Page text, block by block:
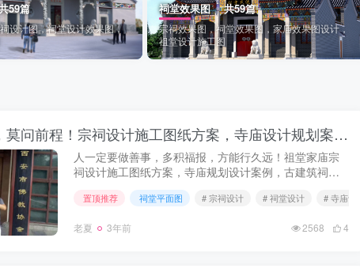
59篇
设计图，祠堂设计效果图，
祠堂效果图 共59篇
宗祠效果图，祠堂效果图，家庙效果图设计，
祖堂设计施工图
但行善事，莫问前程！宗祠设计施工图纸方案，寺庙设计规划案例，合影留念！
人一定要做善事，多积福报，方能行久远！祖堂家庙宗
祠设计施工图纸方案，寺庙规划设计案例，古建筑祠堂
有作者老夏提供，限于篇幅原因，只能从...
置顶推荐 祠堂平面图 # 宗祠设计 # 祠堂设计 # 寺庙设计
老夏 3年前 2568 4